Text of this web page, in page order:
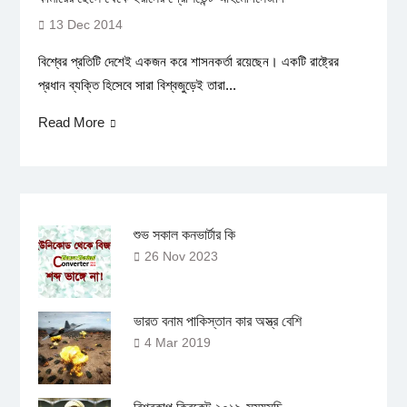
13 Dec 2014
বিশ্বের প্রতিটি দেশেই একজন করে শাসনকর্তা রয়েছেন। একটি রাষ্ট্রের
প্রধান ব্যক্তি হিসেবে সারা বিশ্বজুড়েই তারা...
Read More
শুভ সকাল কনভার্টার কি
26 Nov 2023
ভারত বনাম পাকিস্তান কার অস্ত্র বেশি
4 Mar 2019